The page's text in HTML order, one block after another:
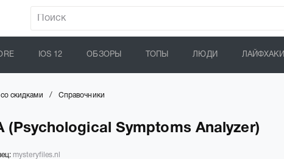
IOS 12 ОБЗОРЫ ТОПЫ ЛЮДИ ЛАЙФХАКИ
скидками / Справочники
(Psychological Symptoms Analyzer)
mysteryfiles.nl